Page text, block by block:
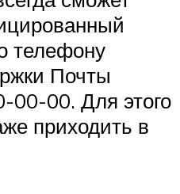
телефону
Почты
00-00. Для этого
приходить в